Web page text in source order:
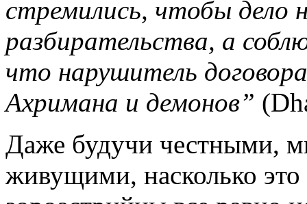
стремились, чтобы дело
разбирательства, а
что нарушитель
Ахримана и демонов”
Даже будучи честными,
живущими, насколько